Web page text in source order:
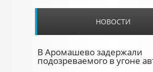
НОВОСТИ
В Аромашево задержали
подозреваемого в угоне